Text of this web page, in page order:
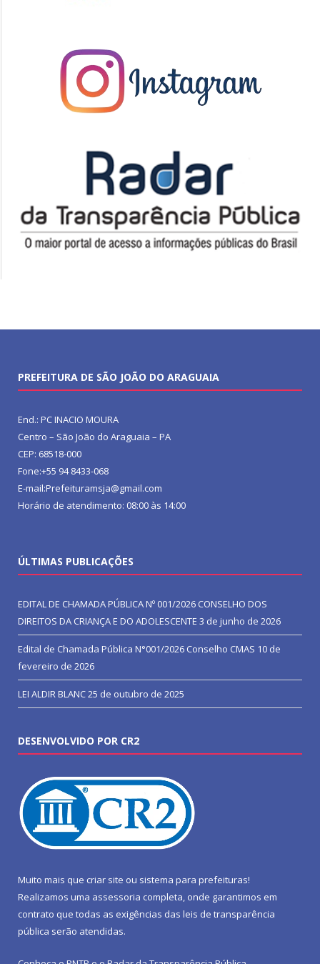
PREFEITURA DE SÃO JOÃO DO ARAGUAIA
End.: PC INACIO MOURA
Centro – São João do Araguaia – PA
CEP: 68518-000
Fone:+55 94 8433-068
E-mail:Prefeituramsja@gmail.com
Horário de atendimento: 08:00 às 14:00
ÚLTIMAS PUBLICAÇÕES
EDITAL DE CHAMADA PÚBLICA Nº 001/2026 CONSELHO DOS
DIREITOS DA CRIANÇA E DO ADOLESCENTE 3 de junho de 2026
Edital de Chamada Pública N°001/2026 Conselho CMAS 10 de
fevereiro de 2026
LEI ALDIR BLANC25 de outubro de 2025
DESENVOLVIDO POR CR2
Muito mais que criar site ou sistema para prefeituras!
Realizamos uma assessoria completa, onde garantimos em
contrato que todas as exigências das leis de transparência
pública serão atendidas.